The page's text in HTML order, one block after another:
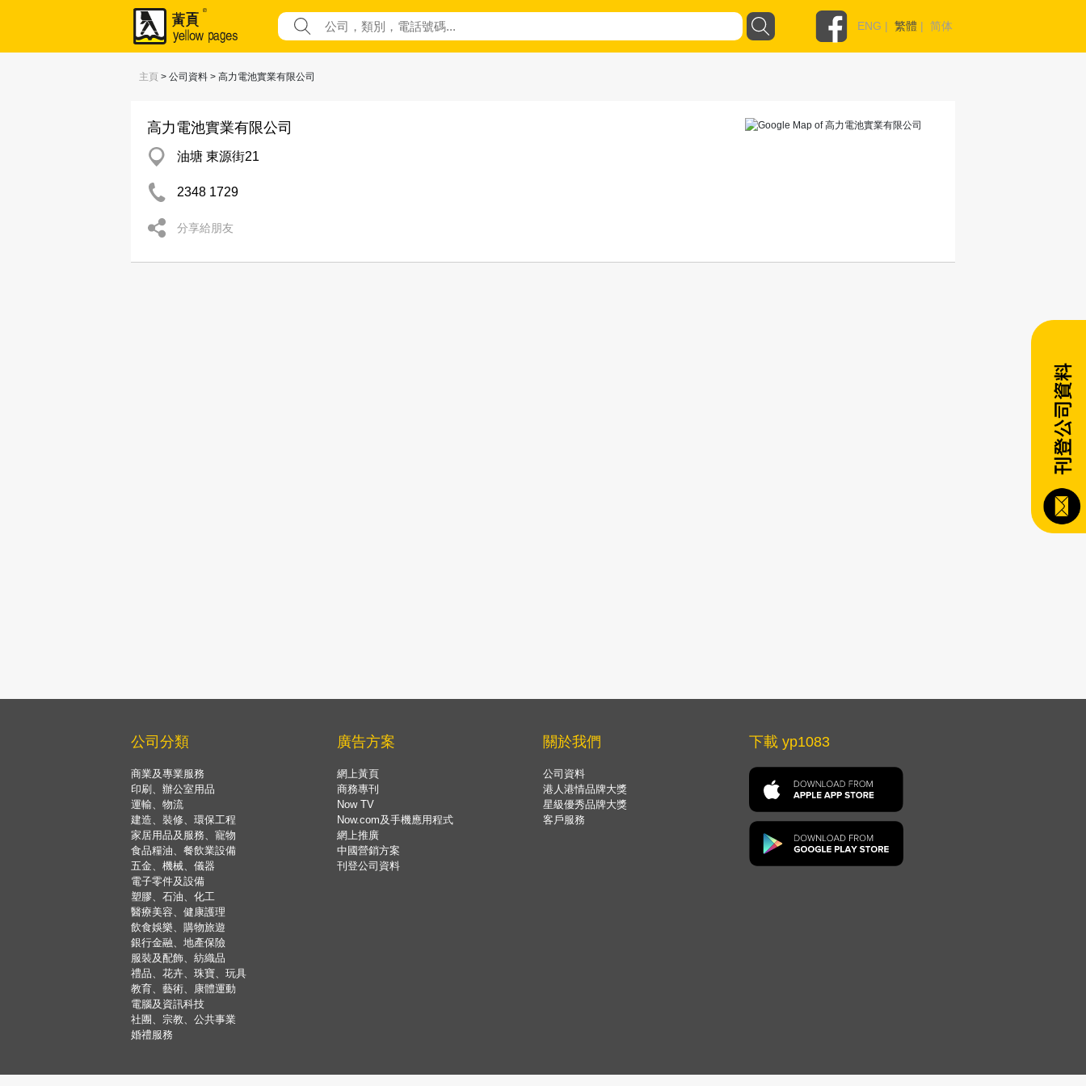
ENG | 繁體 | 简体
主頁 > 公司資料 > 高力電池實業有限公司
高力電池實業有限公司
油塘 東源街21
2348 1729
分享給朋友
公司分類
商業及專業服務
印刷、辦公室用品
運輸、物流
建造、裝修、環保工程
家居用品及服務、寵物
食品糧油、餐飲業設備
五金、機械、儀器
電子零件及設備
塑膠、石油、化工
醫療美容、健康護理
飲食娛樂、購物旅遊
銀行金融、地產保險
服裝及配飾、紡織品
禮品、花卉、珠寶、玩具
教育、藝術、康體運動
電腦及資訊科技
社團、宗教、公共事業
婚禮服務
廣告方案
網上黃頁
商務專刊
Now TV
Now.com及手機應用程式
網上推廣
中國營銷方案
刊登公司資料
關於我們
公司資料
港人港情品牌大獎
星級優秀品牌大獎
客戶服務
下載 yp1083